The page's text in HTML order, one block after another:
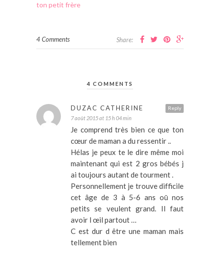
ton petit frère
4 Comments Share:
4 COMMENTS
Reply
DUZAC CATHERINE
7 août 2015 at 15 h 04 min
Je comprend très bien ce que ton
cœur de maman a du ressentir ..
Hélas je peux te le dire même moi
maintenant qui est 2 gros bébés j
ai toujours autant de tourment .
Personnellement je trouve difficile
cet âge de 3 à 5-6 ans oū nos
petits se veulent grand. Il faut
avoir l œil partout …
C est dur d être une maman mais
tellement bien